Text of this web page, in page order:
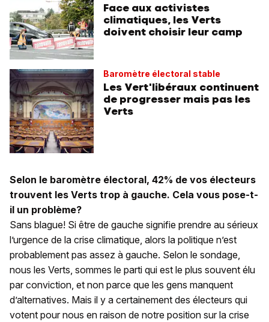
Face aux activistes
climatiques, les Verts
doivent choisir leur camp
Baromètre électoral stable
Les Vert'libéraux continuent
de progresser mais pas les
Verts
Selon le baromètre électoral, 42% de vos électeurs
trouvent les Verts trop à gauche. Cela vous pose-t-
il un problème?
Sans blague! Si être de gauche signifie prendre au sérieux
l’urgence de la crise climatique, alors la politique n’est
probablement pas assez à gauche. Selon le sondage,
nous les Verts, sommes le parti qui est le plus souvent élu
par conviction, et non parce que les gens manquent
d’alternatives. Mais il y a certainement des électeurs qui
votent pour nous en raison de notre position sur la crise